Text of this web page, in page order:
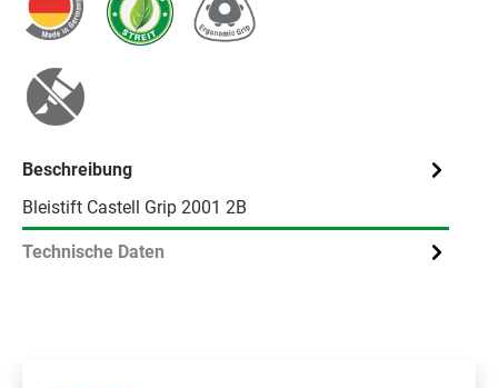
Beschreibung
Bleistift Castell Grip 2001 2B
Technische Daten